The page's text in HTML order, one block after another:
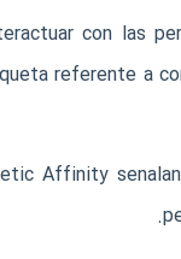
con las
referente a
Affinity